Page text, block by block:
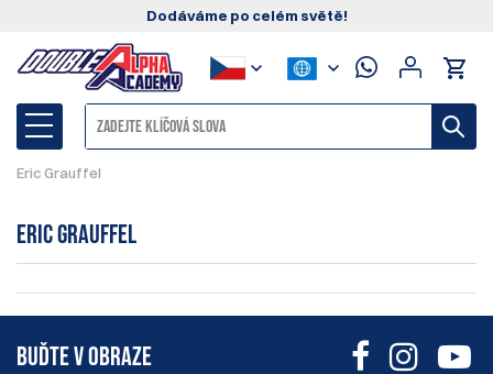
Dodáváme po celém světě!
Eric Grauffel
Eric Grauffel
BUĎTE V OBRAZE